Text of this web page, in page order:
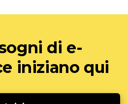
di e-
iniziano qui